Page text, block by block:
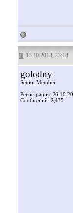
13.10.2013, 23:18
golodny
Senior Member
Регистрация:
Сообщений: 2,435